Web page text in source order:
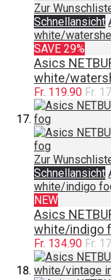
Zur
Schnellansicht
white/
SAVE 29%
Asics
white/
Fr. 119.90 Fr.
Zur
Schnellansicht
white/indigo
NEW
Asics
white/indigo
Fr. 134.90 Fr.